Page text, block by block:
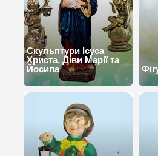
Скульптури Ісуса
Христа, Діви Марії та
Йосипа